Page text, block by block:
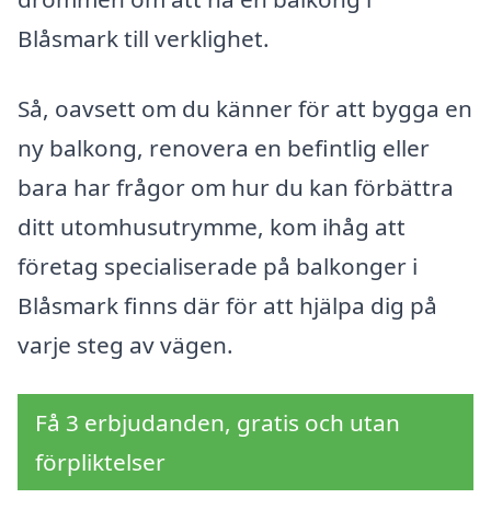
Blåsmark till verklighet.
Så, oavsett om du känner för att bygga en
ny balkong, renovera en befintlig eller
bara har frågor om hur du kan förbättra
ditt utomhusutrymme, kom ihåg att
företag specialiserade på balkonger i
Blåsmark finns där för att hjälpa dig på
varje steg av vägen.
Få 3 erbjudanden, gratis och utan
förpliktelser